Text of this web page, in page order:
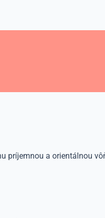
príjemnou a orientálnou